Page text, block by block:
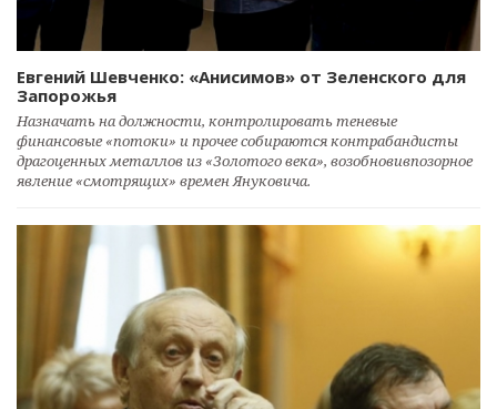
Евгений Шевченко: «Анисимов» от Зеленского для
Запорожья
Назначать на должности, контролировать теневые
финансовые «потоки» и прочее собираются контрабандисты
драгоценных металлов из «Золотого века», возобновивпозорное
явление «смотрящих» времен Януковича.